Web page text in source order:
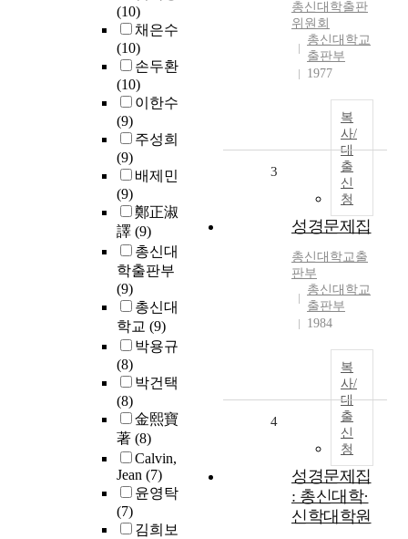
(10)
채은수
(10)
손두환
(10)
이한수
(9)
주성희
(9)
배제민
(9)
鄭正淑
譯 (9)
총신대
학출판부
(9)
총신대
학교 (9)
박용규
(8)
박건택
(8)
金熙寶
著 (8)
Calvin,
Jean (7)
윤영탁
(7)
김희보
총신대학출판
위원회
총신대학교
출판부
1977
복
사/
대
출
신
청
3
성경문제집
총신대학교출
판부
총신대학교
출판부
1984
복
사/
대
출
신
청
4
성경문제집
: 총신대학·
신학대학원